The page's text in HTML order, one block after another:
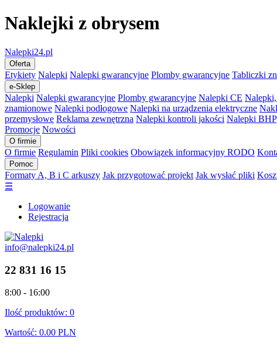
Naklejki z obrysem
Nalepki24.pl
Oferta
Etykiety Nalepki Nalepki gwarancyjne Plomby gwarancyjne Tabliczki
e-Sklep
Nalepki Nalepki gwarancyjne Plomby gwarancyjne Nalepki CE
znamionowe Nalepki podłogowe Nalepki na urządzenia elektryczne
przemysłowe Reklama zewnętrzna Nalepki kontroli jakości Nalepki BHP
Promocje Nowości
O firmie
O firmie Regulamin Pliki cookies Obowiązek informacyjny RODO
Pomoc
Formaty A, B i C arkuszy Jak przygotować projekt Jak wysłać pliki
☰
Logowanie
Rejestracja
info@nalepki24.pl
22 831 16 15
8:00 - 16:00
Ilość produktów: 0
Wartość: 0.00 PLN